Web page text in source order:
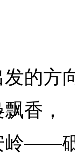
的方
香，
岭——